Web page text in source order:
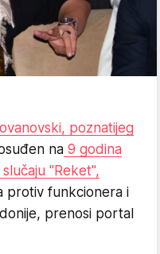
poznatijeg
na 9 godina
"Reket",
protiv funkcionera i
prenosi portal